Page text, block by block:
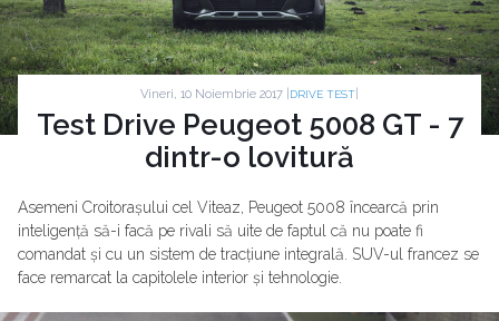
Vineri, 10 Noiembrie 2017 | DRIVE TEST
Test Drive Peugeot 5008 GT - 7
dintr-o lovitură
Asemeni Croitorașului cel Viteaz, Peugeot 5008 încearcă prin
inteligență să-i facă pe rivali să uite de faptul că nu poate fi
comandat și cu un sistem de tracțiune integrală. SUV-ul francez se
face remarcat la capitolele interior și tehnologie.